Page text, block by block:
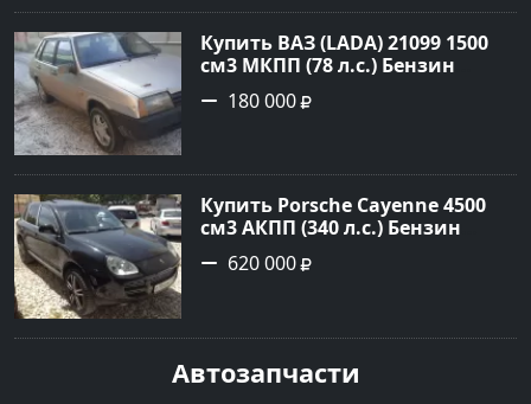
№3746 на сайте Авторынок23
Купить ВАЗ (LADA) 21099 1500
см3 МКПП (78 л.с.) Бензин
инжектор в Гостагаевская :
цвет Серебряный Седан 2001
Авторынок23
180 000
Купить Porsche Cayenne 4500
см3 АКПП (340 л.с.) Бензин
турбонаддув в Новороссийск:
цвет черный Внедорожник
сайте Авторынок23
620 000
Автозапчасти